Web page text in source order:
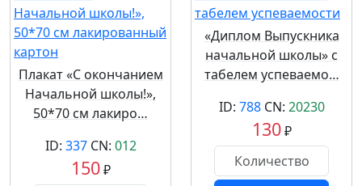
Плакат «С окончанием
Начальной школы!»,
50*70 см лакиро…
ID: 337CN: 012
150₽
«Диплом Выпускника
начальной школы» с
табелем успеваемо…
ID: 788CN: 20230
130₽